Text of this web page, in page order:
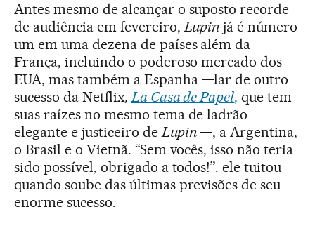
Antes mesmo de alcançar o suposto recorde
de audiência em fevereiro,Lupin já é número
um em uma dezena de países além da
França, incluindo o poderoso mercado dos
EUA, mas também a Espanha —lar de outro
sucesso da Netflix,La Casa de Papel, que tem
suas raízes no mesmo tema de ladrão
elegante e justiceiro deLupin—, a Argentina,
o Brasil e o Vietnã. “Sem vocês, isso não teria
sido possível, obrigado a todos!”. ele tuitou
quando soube das últimas previsões de seu
enorme sucesso.